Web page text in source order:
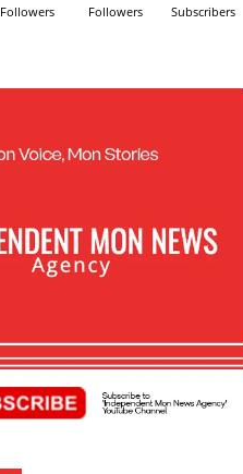
Followers Followers Subscribers